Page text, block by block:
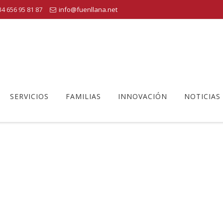
656 95 81 87 info@fuenllana.net
SERVICIOS FAMILIAS INNOVACIÓN NOTICIAS